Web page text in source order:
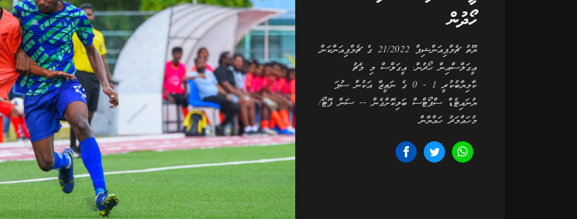
ހޯދުން
ޔޫތު ޗެމްޕިއަންޝިޕް 21/2022 ގެ ޗެމްޕިއަންކަން
އީގަލްސްއިން ހޯދުން. އީގަލްސް މި މެޗު
ކާމިޔާބުކުރީ 1 - 0 ގެ ނަތީޖާ އަކުން ސުޕަ
ޔުނައިޓެޑް ސްޕޯޓްސް ބަލިކޮށްގެން -- ސަން ފޮޓޯ/
މުހައްމަދު ހައްޔާން